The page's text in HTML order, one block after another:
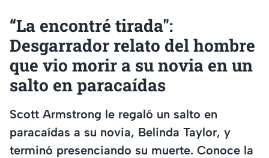
“La encontré tirada":
Desgarrador relato del hombre
que vio morir a su novia en un
salto en paracaídas
Scott Armstrong le regaló un salto en
paracaídas a su novia, Belinda Taylor, y
terminó presenciando su muerte. Conoce la